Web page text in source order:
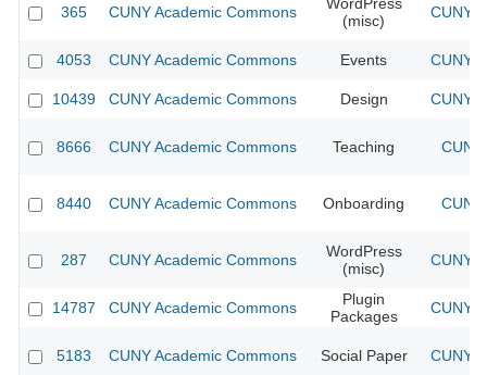
365 CUNY Academic Commons
(misc)
CUNY
4053 CUNY Academic Commons Events CUNY
10439 CUNY Academic Commons Design CUNY
8666 CUNY Academic Commons Teaching
8440 CUNY Academic Commons Onboarding
287 CUNY Academic Commons
WordPress
(misc)
CUNY
14787 CUNY Academic Commons
Plugin
Packages
CUNY
5183 CUNY Academic Commons Social Paper CUNY